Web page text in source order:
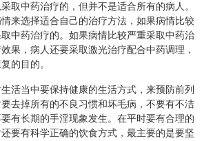
取中药治疗的，但并不是适合所有的病人。
来选择适合自己的治疗方法，如果病情比较
中药治疗的。如果病情比较严重采取中药治
果，病人还要采取激光治疗配合中药调理，
的目的。
活当中要保持健康的生活方式，来预防前列
去掉所有的不良习惯和坏毛病，不要有不洁
有长期的手淫现象发生。在平时要有合理的
要有科学正确的饮食方式，最主要的是要坚